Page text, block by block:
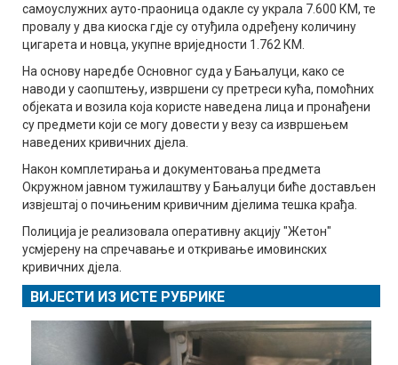
самоуслужних ауто-праоница одакле су украла 7.600 КМ, те
провалу у два киоска гдје су отуђила одређену количину
цигарета и новца, укупне вриједности 1.762 КМ.
На основу наредбе Основног суда у Бањалуци, како се
наводи у саопштењу, извршени су претреси кућа, помоћних
објеката и возила која користе наведена лица и пронађени
су предмети који се могу довести у везу са извршењем
наведених кривичних дјела.
Након комплетирања и документовања предмета
Окружном јавном тужилаштву у Бањалуци биће достављен
извјештај о почињеним кривичним дјелима тешка крађа.
Полиција је реализовала оперативну акцију "Жетон"
усмјерену на спречавање и откривање имовинских
кривичних дјела.
ВИЈЕСТИ ИЗ ИСТЕ РУБРИКЕ